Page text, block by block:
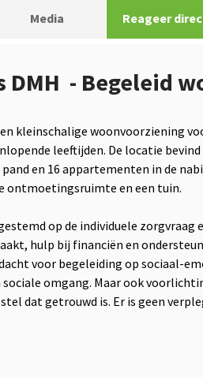
Media Reageer
DMH - Begeleid
kleinschalige woonvoorziening
leeftijden. De locatie
en 16 appartementen in de
ontmoetingsruimte en een tuin.
op de individuele zorgvraag
hulp bij financiën en
voor begeleiding op sociaal-
omgang. Maar ook
dat getrouwd is. Er is geen